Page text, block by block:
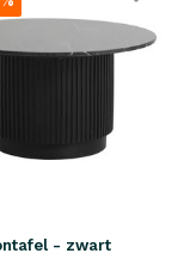
- zwart